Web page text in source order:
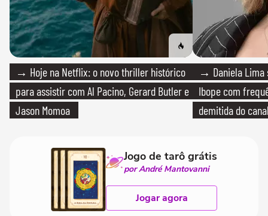
→ Hoje na Netflix: o novo thriller histórico
para assistir com Al Pacino, Gerard Butler e
Jason Momoa
→ Daniela Lima
Ibope com
demitida do
Jogo de tarô grátis
por André Mantovanni
Jogar agora